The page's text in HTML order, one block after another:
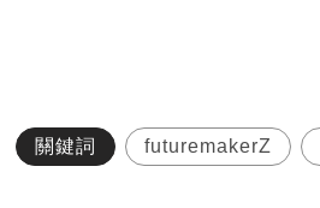
關鍵詞 futuremakerZ